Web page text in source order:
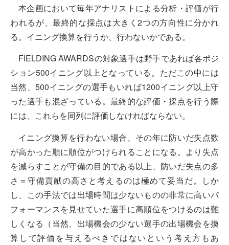
本企画において毎年アナリストによる分析・評価が行
われるが、最終的な採点は大きく2つの方向性に分かれ
る。イニング換算を行うか、行わないかである。
FIELDING AWARDSの対象選手は野手であれば各ポジ
ション500イニング以上となっている。ただこの中には
当然、500イニングの選手もいれば1200イニング以上守
った選手も混ざっている。最終的な評価・採点を行う際
には、これらを同列に評価しなければならない。
イニング換算を行わない場合、その年に防いだ失点数
が高かった順に順位がつけられることになる。より失点
を減らすことが守備の目的である以上、防いだ失点の多
さ＝守備貢献の高さと考えるのは極めて妥当だ。しか
し、この手法では出場時間は少ないものの非常に高いパ
フォーマンスを見せていた選手に高順位をつけるのは難
しくなる（当然、出場機会の少ない選手の出場機会を換
算して評価を与えるべきではないという考え方もあ